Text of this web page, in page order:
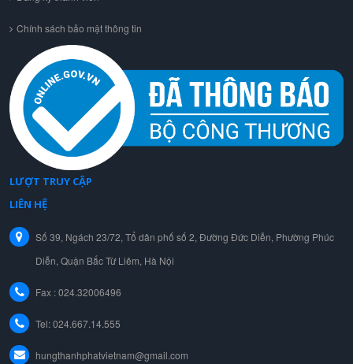
Chính sách bảo mật thông tin
LƯỢT TRUY CẬP
LIÊN HỆ
Số 39, Ngách 23/72, Tổ dân phố số 2, Đường Đức Diễn, Phường Phúc
Diễn, Quận Bắc Từ Liêm, Hà Nội
Fax : 024.32006496
Tel:024.667.14.555
hungthanhphatvietnam@gmail.com